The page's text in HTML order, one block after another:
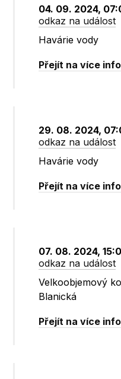
04. 09. 2024,
odkaz na událost
Havárie vody
Přejít na více
29. 08. 2024,
odkaz na událost
Havárie vody
Přejít na více
07. 08. 2024,
odkaz na událost
Velkoobjemový
Blanická
Přejít na více